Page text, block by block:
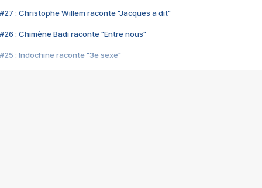
#27 : Christophe Willem raconte "Jacques a dit"
#26 : Chimène Badi raconte "Entre nous"
#25 : Indochine raconte "3e sexe"